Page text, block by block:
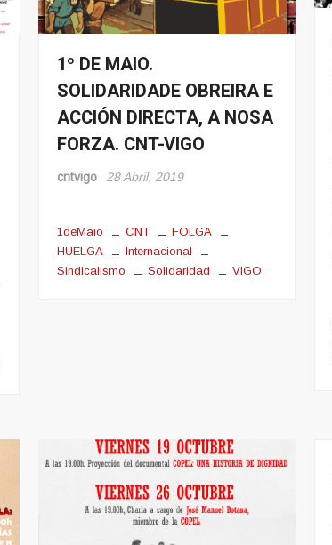
Eventos
Noticias
Sindicalismo
1º DE MAIO.
SOLIDARIDADE OBREIRA E
ACCIÓN DIRECTA, A NOSA
FORZA. CNT-VIGO
cntvigo 28 Abril, 2019
1deMaio CNT
FOLGA
HUELGA
Internacional
Sindicalismo
Solidaridad VIGO